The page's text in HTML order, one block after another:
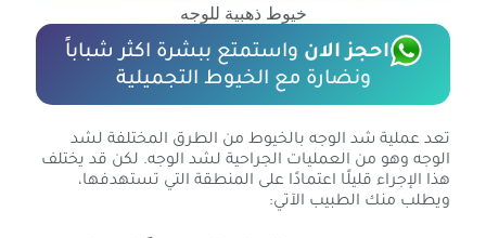
خيوط ذهبية للوجه
احجز الان واستمتع ببشرة اكثر شباباً
ونضارة مع الخيوط التجميلية
تعد عملية شد الوجه بالخيوط من الطرق المختلفة لشد
الوجه وهو من العمليات الجراحية لشد الوجه. لكن قد يختلف
هذا الإجراء قليلًا اعتمادًا على المنطقة التي تستهدفها،
ويطلب منك الطبيب الآتي: